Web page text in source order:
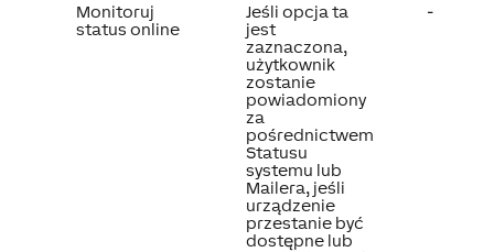
Monitoruj
status online
Jeśli opcja ta
jest
zaznaczona,
użytkownik
zostanie
powiadomiony
za
pośrednictwem
Statusu
systemu lub
Mailera, jeśli
urządzenie
przestanie być
dostępne lub
-